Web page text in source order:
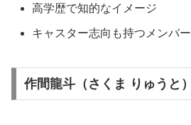
高学歴で知的なイメージ
キャスター志向も持つメンバー
作間龍斗（さくま りゅうと）